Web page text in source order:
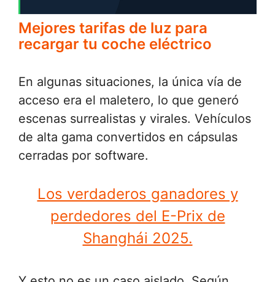
Mejores tarifas de luz para
recargar tu coche eléctrico
En algunas situaciones, la única vía de
acceso era el maletero, lo que generó
escenas surrealistas y virales. Vehículos
de alta gama convertidos en cápsulas
cerradas por software.
Los verdaderos ganadores y
perdedores del E-Prix de
Shanghái 2025.